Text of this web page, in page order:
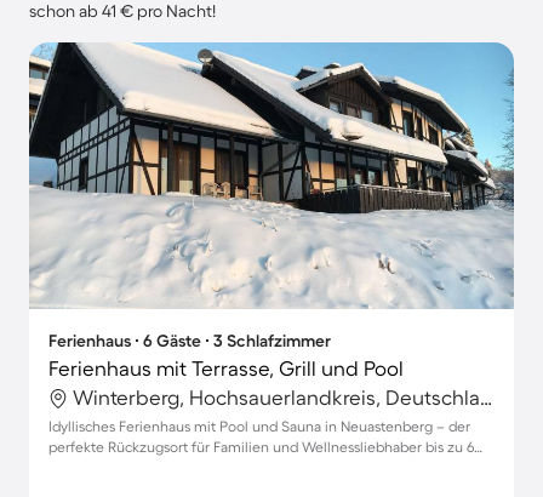
schon ab 41 € pro Nacht!
Ferienhaus ∙ 6 Gäste ∙ 3 Schlafzimmer
Ferienhaus mit Terrasse, Grill und Pool
Winterberg, Hochsauerlandkreis, Deutschland
Idyllisches Ferienhaus mit Pool und Sauna in Neuastenberg – der
perfekte Rückzugsort für Familien und Wellnessliebhaber bis zu 6